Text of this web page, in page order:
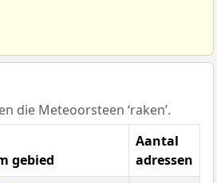
die Meteoorsteen ‘raken’.
gebied
Aantal
adressen